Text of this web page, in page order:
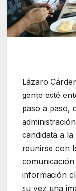
Lázaro
gente esté
paso a paso,
candidata a
reunirse con
información
su vez una